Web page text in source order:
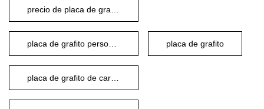
precio de placa de grafito
placa de grafito personalizada placa de grafito
placa de grafito de carbono